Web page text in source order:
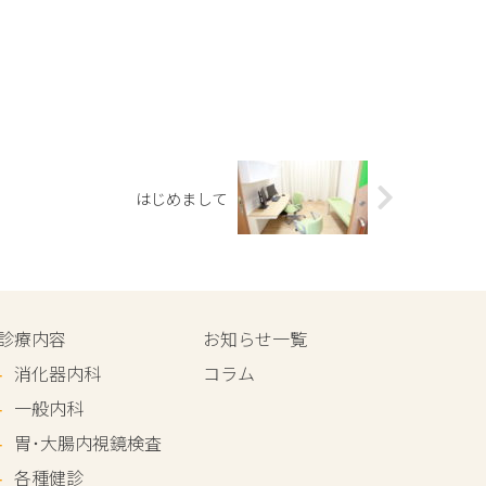
はじめまして
療内容
消化器内科
一般内科
胃･大腸内視鏡検査
各種健診
お知らせ一覧
コラム